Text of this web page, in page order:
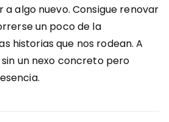
a algo nuevo.Consigue renovar
un poco de la
historias que nos rodean. A
un nexo concreto pero